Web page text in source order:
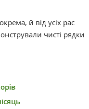
й від усіх рас
чисті рядки